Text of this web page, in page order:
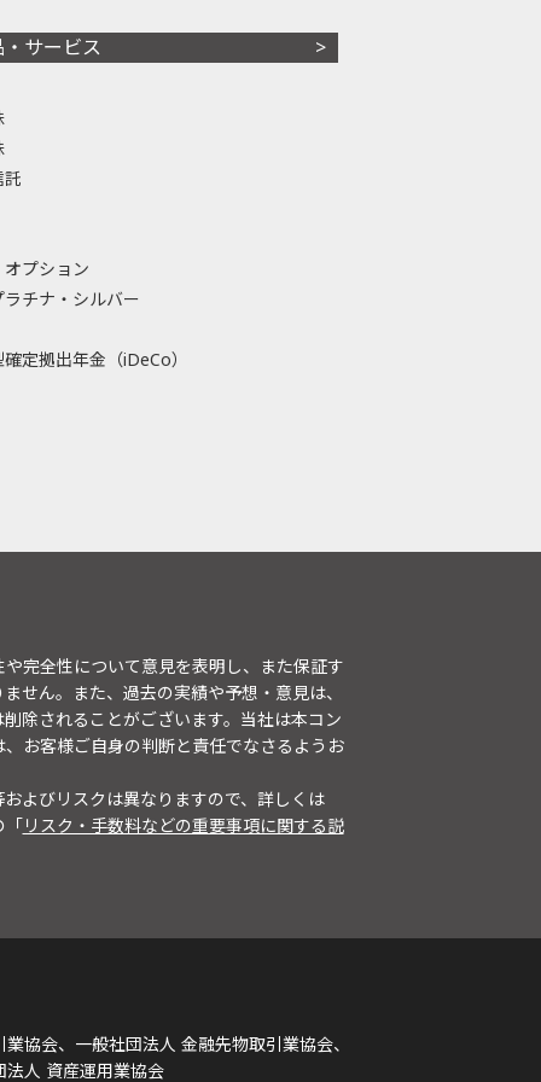
・サービス
託
プション
ラチナ・シルバー
定拠出年金（iDeCo）
完全性について意見を表明し、また保証す
せん。また、過去の実績や予想・意見は、
除されることがございます。当社は本コン
お客様ご自身の判断と責任でなさるようお
よびリスクは異なりますので、詳しくは
「リスク・手数料などの重要事項に関する説
協会、一般社団法人 金融先物取引業協会、
人 資産運用業協会